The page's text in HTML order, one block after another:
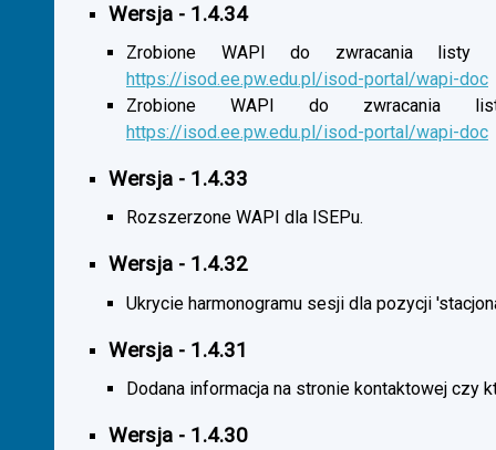
Wersja - 1.4.34
Zrobione WAPI do zwracania listy
https://isod.ee.pw.edu.pl/isod-portal/wapi-doc
Zrobione WAPI do zwracania listy
https://isod.ee.pw.edu.pl/isod-portal/wapi-doc
Wersja - 1.4.33
Rozszerzone WAPI dla ISEPu.
Wersja - 1.4.32
Ukrycie harmonogramu sesji dla pozycji
Wersja - 1.4.31
Dodana informacja na stronie kontaktowej czy
Wersja - 1.4.30